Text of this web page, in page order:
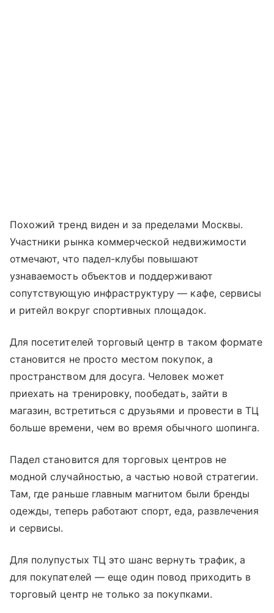
Похожий тренд виден и за пределами Москвы.
Участники рынка коммерческой недвижимости
отмечают, что падел-клубы повышают
узнаваемость объектов и поддерживают
сопутствующую инфраструктуру — кафе, сервисы
и ритейл вокруг спортивных площадок.
Для посетителей торговый центр в таком формате
становится не просто местом покупок, а
пространством для досуга. Человек может
приехать на тренировку, пообедать, зайти в
магазин, встретиться с друзьями и провести в ТЦ
больше времени, чем во время обычного шопинга.
Падел становится для торговых центров не
модной случайностью, а частью новой стратегии.
Там, где раньше главным магнитом были бренды
одежды, теперь работают спорт, еда, развлечения
и сервисы.
Для полупустых ТЦ это шанс вернуть трафик, а
для покупателей — еще один повод приходить в
торговый центр не только за покупками.